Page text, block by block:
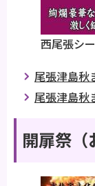
西尾張シ
尾張津島秋
尾張津島
開扉祭（